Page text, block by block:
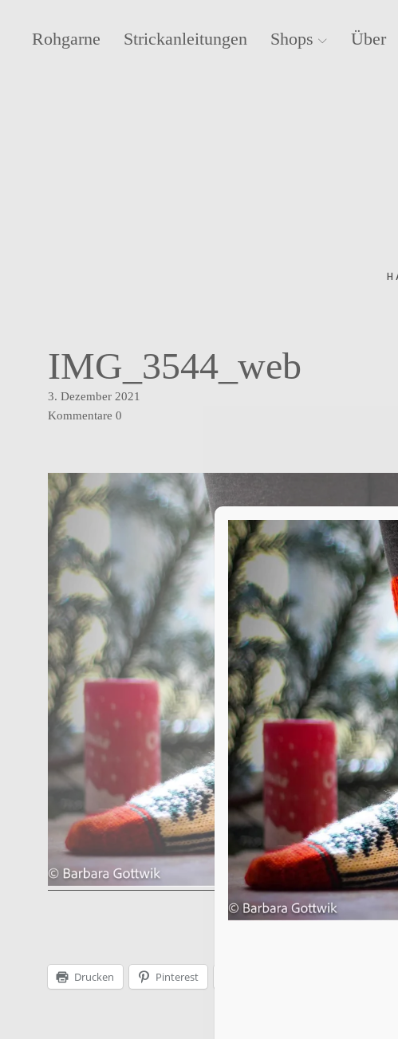
Rohgarne Strickanleitungen Shops Über
IMG_3544_web
3. Dezember 2021
Kommentare 0
Drucken Pinterest